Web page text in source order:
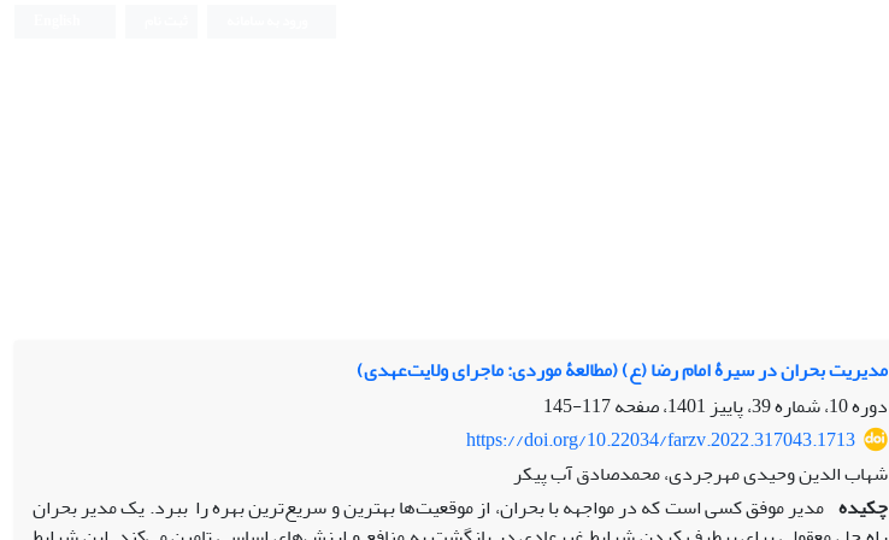
مدیریت بحران در سیرۀ امام رضا (ع) (مطالعۀ موردی: ماجرای ولایت‌عهدی)
دوره 10، شماره 39، پاییز 1401، صفحه
117-145
https://doi.org/10.22034/farzv.2022.317043.1713
شهاب الدین وحیدی مهرجردی، محمدصادق آب پیکر
چکیده مدیر موفق کسی است که در مواجهه با بحران، از موقعیت‌ها بهترین و سریع‌ترین بهره را ببرد. یک مدیر بحران